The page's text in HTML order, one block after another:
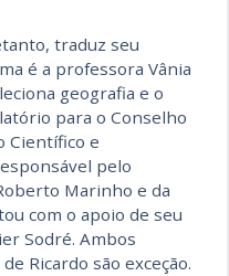
traduz seu
é a professora Vânia
geografia e o
para o Conselho
Científico e
pelo
Marinho e da
com o apoio de seu
Sodré. Ambos
Ricardo são exceção.